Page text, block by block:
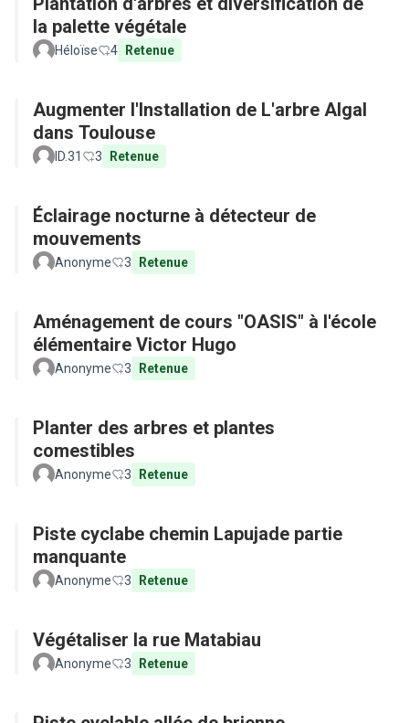
la palette végétale
Héloïse 4 Retenue
Augmenter l'Installation de L'arbre Algal
dans Toulouse
ID.31 3 Retenue
Éclairage nocturne à détecteur de
mouvements
Anonyme 3 Retenue
Aménagement de cours "OASIS" à l'école
élémentaire Victor Hugo
Anonyme 3 Retenue
Planter des arbres et plantes
comestibles
Anonyme 3 Retenue
Piste cyclabe chemin Lapujade partie
manquante
Anonyme 3 Retenue
Végétaliser la rue Matabiau
Anonyme 3 Retenue